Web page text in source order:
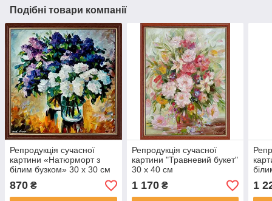
Подібні товари компанії
Репродукція сучасної
картини «Натюрморт з
білим бузком» 30 х 30 см
870 ₴
Репродукція сучасної
картини "Травневий букет"
30 х 40 см
1 170₴ 1